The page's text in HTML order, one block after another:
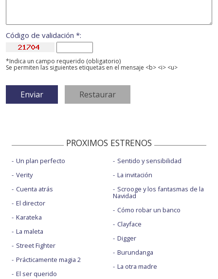
Código de validación *:
*Indica un campo requerido (obligatorio)
Se permiten las siguientes etiquetas en el mensaje <b> <i> <u>
PROXIMOS ESTRENOS
Un plan perfecto
Verity
Cuenta atrás
El director
Karateka
La maleta
Street Fighter
Prácticamente magia 2
El ser querido
Sentido y sensibilidad
La invitación
Scrooge y los fantasmas de la
Navidad
Cómo robar un banco
Clayface
Digger
Burundanga
La otra madre